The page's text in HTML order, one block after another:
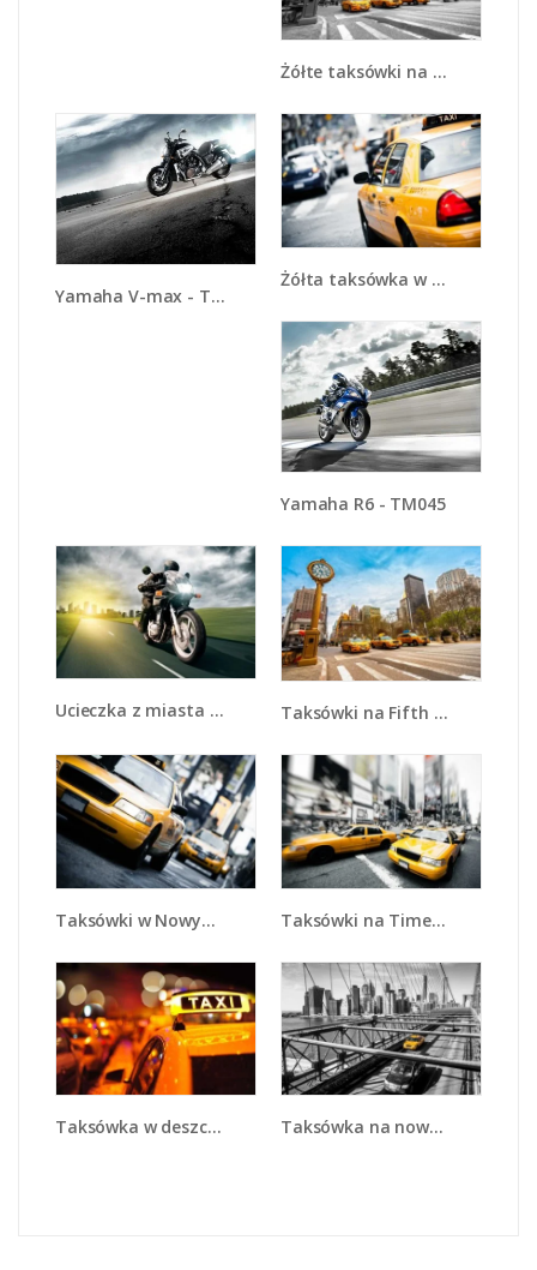
Żółte taksówki na szarym tle miasta - TM225
Yamaha V-max - TM054
Żółta taksówka w Nowym Yorku - TM150
Yamaha R6 - TM045
Ucieczka z miasta na ścigaczu - TM144 Taksówki na Fifth Avenue - TM223
Taksówki w Nowym Jorku - TM151 Taksówki na Times Square - TM152
Taksówka w deszczu - TM218 Taksówka na nowojorskim moście - TM224